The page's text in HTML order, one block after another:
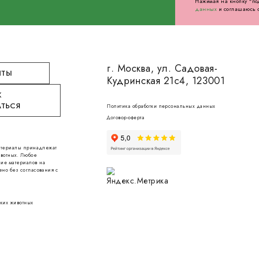
данных и соглашаюсь
принадлежат
Любое
материалов на
без согласования с
животных
г. Москва, ул. Садовая-
Кудринская 21с4, 123001
Политика обработки персональных данных
Договор-оферта